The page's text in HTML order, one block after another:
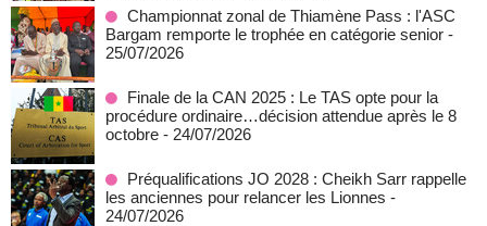
Championnat zonal de Thiamène Pass : l'ASC
Bargam remporte le trophée en catégorie senior -
25/07/2026
Finale de la CAN 2025 : Le TAS opte pour la
procédure ordinaire…décision attendue après le 8
octobre - 24/07/2026
Préqualifications JO 2028 : Cheikh Sarr rappelle
les anciennes pour relancer les Lionnes -
24/07/2026